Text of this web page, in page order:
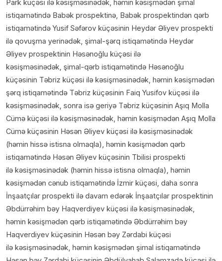
Park küçəsi ilə kəsişməsinədək, həmin kəsişmədən şimal
istiqamətində Babək prospektinə, Babək prospektindən qərb
istiqamətində Yusif Səfərov küçəsinin Heydər Əliyev prospekti
ilə qovuşma yerinədək, şimal-şərq istiqamətində Heydər
Əliyev prospektinin Həsənoğlu küçəsi ilə
kəsişməsinədək, şimal-qərb istiqamətində Həsənoğlu
küçəsinin Təbriz küçəsi ilə kəsişməsinədək, həmin kəsişmədən
şərq istiqamətində Təbriz küçəsinin Faiq Yusifov küçəsi ilə
kəsişməsinədək, sonra isə geriyə Təbriz küçəsinin Aşıq Molla
Cümə küçəsi ilə kəsişməsinədək, həmin kəsişmədən Aşıq Molla
Cümə küçəsinin Həsən Əliyev küçəsi ilə kəsişməsinədək
(həmin hissə istisna olmaqla), həmin kəsişmədən qərb
istiqamətində Həsən Əliyev küçəsinin Tbilisi prospekti
ilə kəsişməsinədək (həmin hissə istisna olmaqla), həmin
kəsişmədən cənub istiqamətində İzmir küçəsi, daha sonra
İnşaatçılar prospekti ilə davam edərək İnşaatçılar prospektinin
Əbdürrəhim bəy Haqverdiyev küçəsi ilə kəsişməsinədək,
həmin kəsişmədən qərb istiqamətində Əbdürrəhim bəy
Haqverdiyev küçəsinin Həsən bəy Zərdabi küçəsi
ilə kəsişməsinədək, həmin kəsişmədən şimal istiqamətində